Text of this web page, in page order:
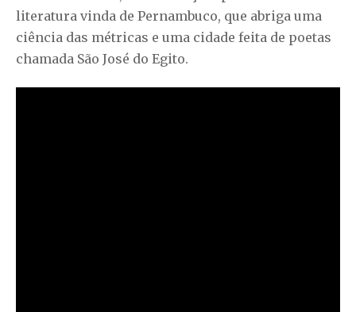
literatura vinda de Pernambuco, que abriga uma
ciência das métricas e uma cidade feita de poetas
chamada São José do Egito.